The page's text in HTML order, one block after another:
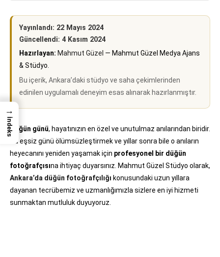
Yayınlandı: 22 Mayıs 2024
Güncellendi: 4 Kasım 2024
Hazırlayan: Mahmut Güzel — Mahmut Güzel Medya Ajans
& Stüdyo.
Bu içerik, Ankara’daki stüdyo ve saha çekimlerinden
edinilen uygulamalı deneyim esas alınarak hazırlanmıştır.
Düğün günü, hayatınızın en özel ve unutulmaz anılarından biridir.
Bu eşsiz günü ölümsüzleştirmek ve yıllar sonra bile o anıların
heyecanını yeniden yaşamak için profesyonel bir düğün
fotoğrafçısına ihtiyaç duyarsınız. Mahmut Güzel Stüdyo olarak,
Ankara’da düğün fotoğrafçılığı konusundaki uzun yıllara
dayanan tecrübemiz ve uzmanlığımızla sizlere en iyi hizmeti
sunmaktan mutluluk duyuyoruz.
→
İndeks